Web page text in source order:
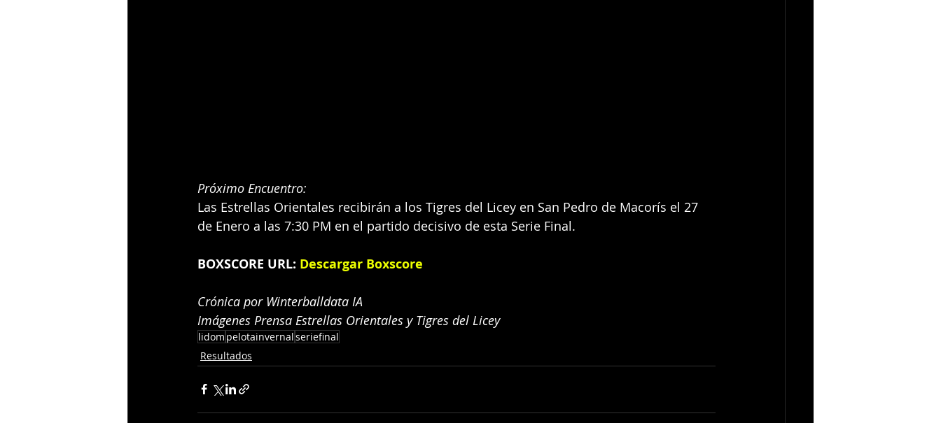
Próximo Encuentro:
Las Estrellas Orientales recibirán a los Tigres del Licey en San Pedro de Macorís el 27
de Enero a las 7:30 PM en el partido decisivo de esta Serie Final.
BOXSCORE URL: Descargar Boxscore
Crónica por Winterballdata IA
Imágenes Prensa Estrellas Orientales y Tigres del Licey
lidom pelotainvernalseriefinal
Resultados